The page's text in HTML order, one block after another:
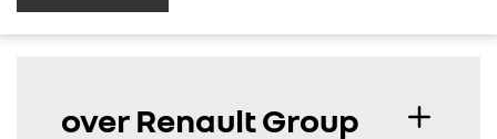
over Renault Group